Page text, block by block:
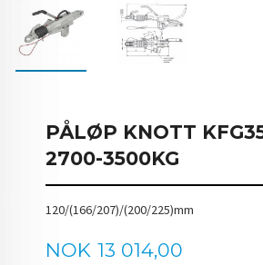
PÅLØP KNOTT
2700-3500KG
120/(166/207)/(200/225)mm
Pris
NOK 13 014,00